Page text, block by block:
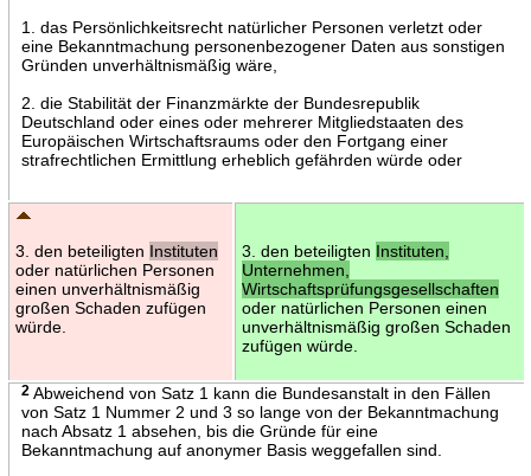
1. das Persönlichkeitsrecht natürlicher Personen verletzt oder
eine Bekanntmachung personenbezogener Daten aus sonstigen
Gründen unverhältnismäßig wäre,
2. die Stabilität der Finanzmärkte der Bundesrepublik
Deutschland oder eines oder mehrerer Mitgliedstaaten des
Europäischen Wirtschaftsraums oder den Fortgang einer
strafrechtlichen Ermittlung erheblich gefährden würde oder
3. den beteiligten Instituten
oder natürlichen Personen
einen unverhältnismäßig
großen Schaden zufügen
würde.
3. den beteiligten Instituten,
Unternehmen,
Wirtschaftsprüfungsgesellschaften
oder natürlichen Personen einen
unverhältnismäßig großen Schaden
zufügen würde.
2Abweichend von Satz 1 kann die Bundesanstalt in den Fällen
von Satz 1 Nummer 2 und 3 so lange von der Bekanntmachung
nach Absatz 1 absehen, bis die Gründe für eine
Bekanntmachung auf anonymer Basis weggefallen sind.